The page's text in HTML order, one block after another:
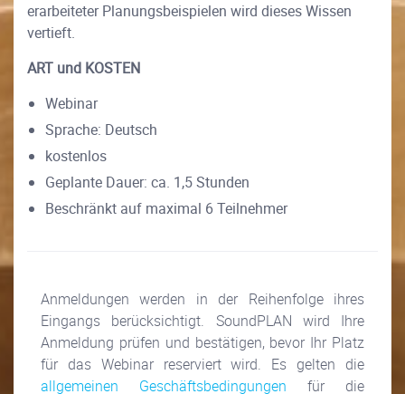
erarbeiteter Planungsbeispielen wird dieses Wissen
vertieft.
ART und KOSTEN
Webinar
Sprache: Deutsch
kostenlos
Geplante Dauer: ca. 1,5 Stunden
Beschränkt auf maximal 6 Teilnehmer
Anmeldungen werden in der Reihenfolge ihres
Eingangs berücksichtigt. SoundPLAN wird Ihre
Anmeldung prüfen und bestätigen, bevor Ihr Platz
für das Webinar reserviert wird. Es gelten die
allgemeinen Geschäftsbedingungen für die